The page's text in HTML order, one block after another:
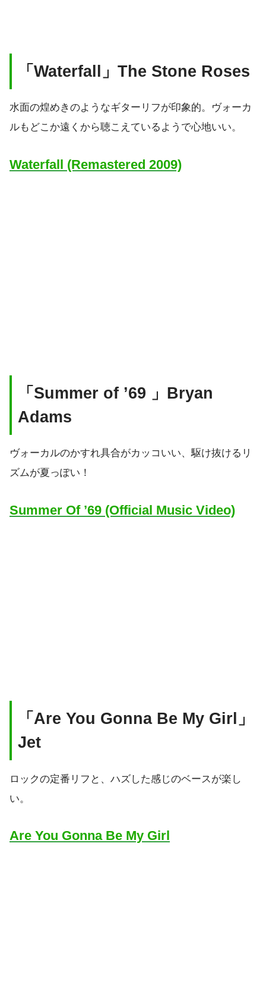
「Waterfall」The Stone Roses
水面の煌めきのようなギターリフが印象的。ヴォーカ
ルもどこか遠くから聴こえているようで心地いい。
Waterfall (Remastered 2009)
「Summer of ’69 」Bryan
Adams
ヴォーカルのかすれ具合がカッコいい、駆け抜けるリ
ズムが夏っぽい！
Summer Of ’69 (Official Music Video)
「Are You Gonna Be My Girl」
Jet
ロックの定番リフと、ハズした感じのベースが楽し
い。
Are You Gonna Be My Girl